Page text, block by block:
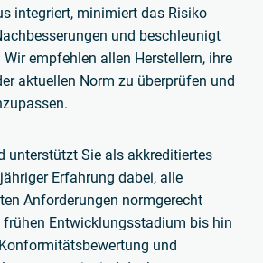
integriert, minimiert das Risiko
und beschleunigt
empfehlen allen Herstellern, ihre
aktuellen Norm zu überprüfen und
unterstützt Sie als akkreditiertes
Erfahrung dabei, alle
Anforderungen normgerecht
frühen Entwicklungsstadium bis hin
und